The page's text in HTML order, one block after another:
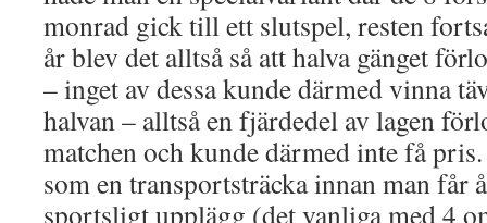
monrad gick till ett slutspel, resten
år blev det alltså så att halva gänget
– inget av dessa kunde därmed vinna
halvan – alltså en fjärdedel av lagen
matchen och kunde därmed inte få
som en transportsträcka innan man får
sportsligt upplägg (det vanliga med 4